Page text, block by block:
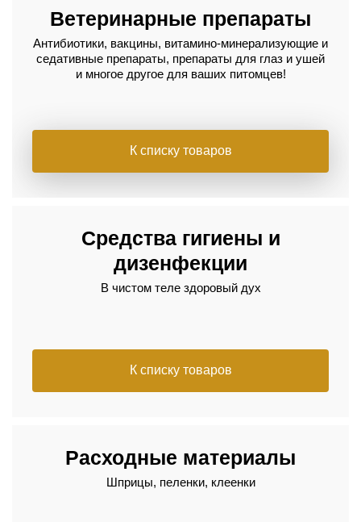
Ветеринарные препараты
Антибиотики, вакцины, витамино-минерализующие и
седативные препараты, препараты для глаз и ушей
и многое другое для ваших питомцев!
К списку товаров
Средства гигиены и
дизенфекции
В чистом теле здоровый дух
К списку товаров
Расходные материалы
Шприцы, пеленки, клеенки